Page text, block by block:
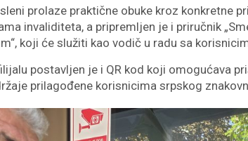
prolaze praktične obuke kroz konkretne
invaliditeta, a pripremljen je i priručnik
koji će služiti kao vodič u radu sa
postavljen je i QR kod koji omogućava
prilagođene korisnicima srpskog